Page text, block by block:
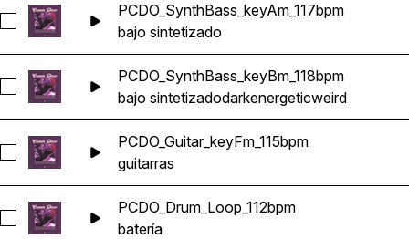
Seleccionar PCDO_SynthBass_keyAm_117bpm
PCDO_SynthBass_keyAm_117bpm
bajo sintetizado
Seleccionar PCDO_SynthBass_keyBm_118bpm
PCDO_SynthBass_keyBm_118bpm
bajo sintetizadodarkenergeticweird
Seleccionar PCDO_Guitar_keyFm_115bpm
PCDO_Guitar_keyFm_115bpm
guitarras
Seleccionar PCDO_Drum_Loop_112bpm
PCDO_Drum_Loop_112bpm
batería